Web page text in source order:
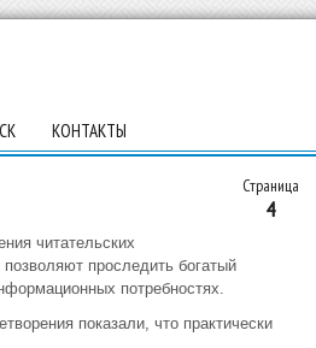
КОНТАКТЫ
Страница
4
читательских
проследить богатый
потребностях.
показали, что практически